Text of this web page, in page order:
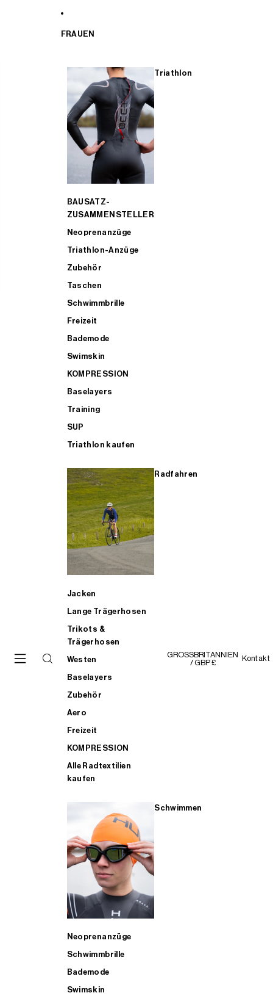
FRAUEN
Triathlon
BAUSATZ-
ZUSAMMENSTELLER
Neoprenanzüge
Triathlon-Anzüge
Zubehör
Taschen
Schwimmbrille
Freizeit
Bademode
Swimskin
KOMPRESSION
Baselayers
Training
SUP
Triathlon kaufen
Radfahren
Jacken
Lange Trägerhosen
Trikots &
Trägerhosen
Westen
Baselayers
Zubehör
Aero
Freizeit
KOMPRESSION
Alle Radtextilien
kaufen
Schwimmen
Neoprenanzüge
Schwimmbrille
Bademode
Swimskin
GROSSBRITANNIEN
/ GBP £
Kontakt